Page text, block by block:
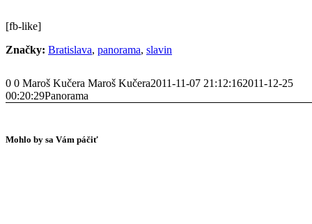
[fb-like]
Značky: Bratislava, panorama, slavin
0 0 Maroš Kučera Maroš Kučera2011-11-07 21:12:162011-12-25
00:20:29Panorama
Mohlo by sa Vám páčiť